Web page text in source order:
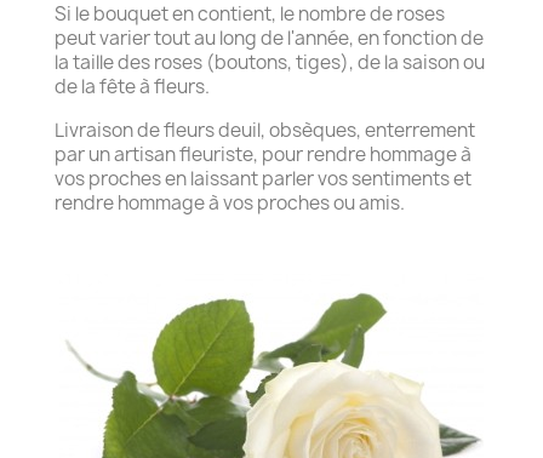
Si le bouquet en contient, le nombre de roses
peut varier tout au long de l'année, en fonction de
la taille des roses (boutons, tiges), de la saison ou
de la fête à fleurs.
Livraison de fleurs deuil, obsèques, enterrement
par un artisan fleuriste, pour rendre hommage à
vos proches en laissant parler vos sentiments et
rendre hommage à vos proches ou amis.